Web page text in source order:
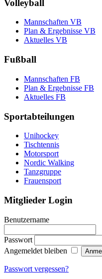
Volleyball
Mannschaften VB
Plan & Ergebnisse VB
Aktuelles VB
Fußball
Mannschaften FB
Plan & Ergebnisse FB
Aktuelles FB
Sportabteilungen
Unihockey
Tischtennis
Motorsport
Nordic Walking
Tanzgruppe
Frauensport
Mitglieder Login
Benutzername
Passwort
Angemeldet bleiben
Passwort vergessen?